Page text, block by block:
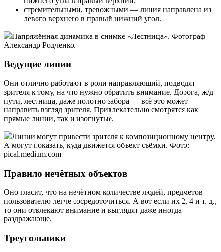
стремительными, тревожными — линия направлена из
левого верхнего в правый нижний угол.
Напряжённая динамика в снимке «Лестница». Фотограф
Александр Родченко.
Ведущие линии
Они отлично работают в роли направляющий, подводят
зрителя к тому, на что нужно обратить внимание. Дорога, ж/д
пути, лестница, даже полотно забора — всё это может
направить взгляд зрителя. Привлекательно смотрятся как
прямые линии, так и изогнутые.
Линии могут привести зрителя к композиционному центру.
А могут показать, куда движется объект съёмки. Фото:
pical.medium.com
Правило нечётных объектов
Оно гласит, что на нечётном количестве людей, предметов
пользователю легче сосредоточиться. А вот если их 2, 4 и т. д.,
то они отвлекают внимание и выглядят даже иногда
раздражающе.
Треугольники